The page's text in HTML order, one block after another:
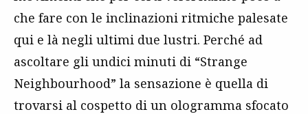
che fare con le inclinazioni ritmiche palesate
qui e là negli ultimi due lustri. Perché ad
ascoltare gli undici minuti di “Strange
Neighbourhood” la sensazione è quella di
trovarsi al cospetto di un ologramma sfocato